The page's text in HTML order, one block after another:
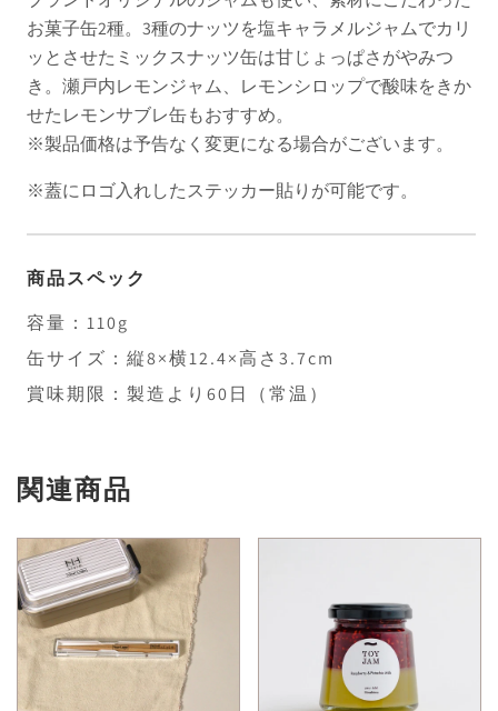
お菓子缶2種。3種のナッツを塩キャラメルジャムでカリ
ッとさせたミックスナッツ缶は甘じょっぱさがやみつ
き。瀬戸内レモンジャム、レモンシロップで酸味をきか
せたレモンサブレ缶もおすすめ。
※製品価格は予告なく変更になる場合がございます。
※蓋にロゴ入れしたステッカー貼りが可能です。
商品スペック
容量：110g
缶サイズ：縦8×横12.4×高さ3.7cm
賞味期限：製造より60日（常温）
関連商品